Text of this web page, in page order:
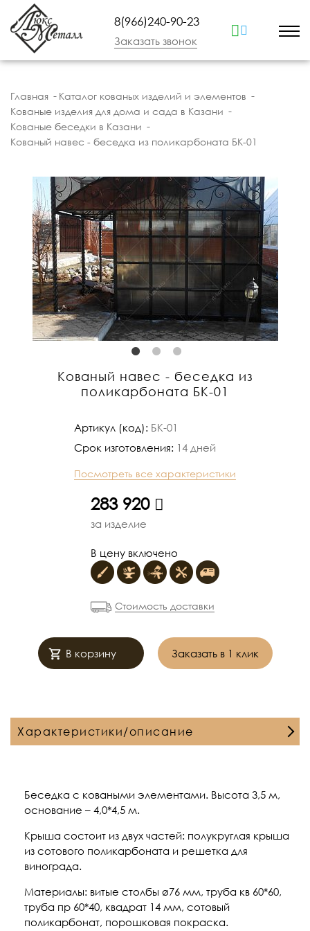
8(966)240-90-23
Заказать звонок
Главная
Каталог кованых изделий и элементов
Кованые изделия для дома и сада в Казани
Кованые беседки в Казани
Кованый навес - беседка из поликарбоната БК-01
Кованый навес - беседка из
поликарбоната БК-01
Артикул (код): БК-01
Срок изготовления: 14 дней
Посмотреть все характеристики
283 920
руб.
за изделие
В цену включено
Стоимость доставки
В корзину Заказать в 1 клик
Характеристики/описание
Беседка с коваными элементами. Высота 3,5 м,
основание – 4,0*4,5 м.
Крыша состоит из двух частей: полукруглая крыша
из сотового поликарбоната и решетка для
винограда.
Материалы: витые столбы ø76 мм, труба кв 60*60,
труба пр 60*40, квадрат 14 мм, сотовый
поликарбонат, порошковая покраска.